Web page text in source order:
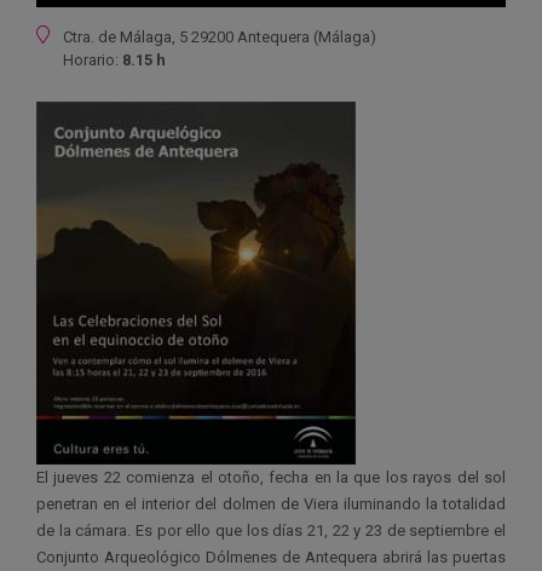
Ubicación
Ctra. de Málaga, 5 29200 Antequera (Málaga)
Horario: 8.15 h
El jueves 22 comienza el otoño, fecha en la que los rayos del sol
penetran en el interior del dolmen de Viera iluminando la totalidad
de la cámara. Es por ello que los días 21, 22 y 23 de septiembre el
Conjunto Arqueológico Dólmenes de Antequera abrirá las puertas